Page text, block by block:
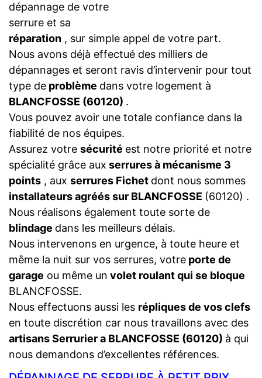
dépannage de votre
serrure et sa
réparation , sur simple appel de votre part.
Nous avons déjà effectué des milliers de
dépannages et seront ravis d’intervenir pour tout
type de problème dans votre logement à
BLANCFOSSE (60120) .
Vous pouvez avoir une totale confiance dans la
fiabilité de nos équipes.
Assurez votre sécurité est notre priorité et notre
spécialité grâce aux serrures à mécanisme 3
points , aux serrures Fichet dont nous sommes
installateurs agréés sur BLANCFOSSE (60120) .
Nous réalisons également toute sorte de
blindage dans les meilleurs délais.
Nous intervenons en urgence, à toute heure et
même la nuit sur vos serrures, votre porte de
garage ou même un volet roulant qui se bloque
BLANCFOSSE.
Nous effectuons aussi les répliques de vos clefs
en toute discrétion car nous travaillons avec des
artisans Serrurier a BLANCFOSSE (60120) à qui
nous demandons d’excellentes références.